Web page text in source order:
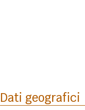
Dati geografici